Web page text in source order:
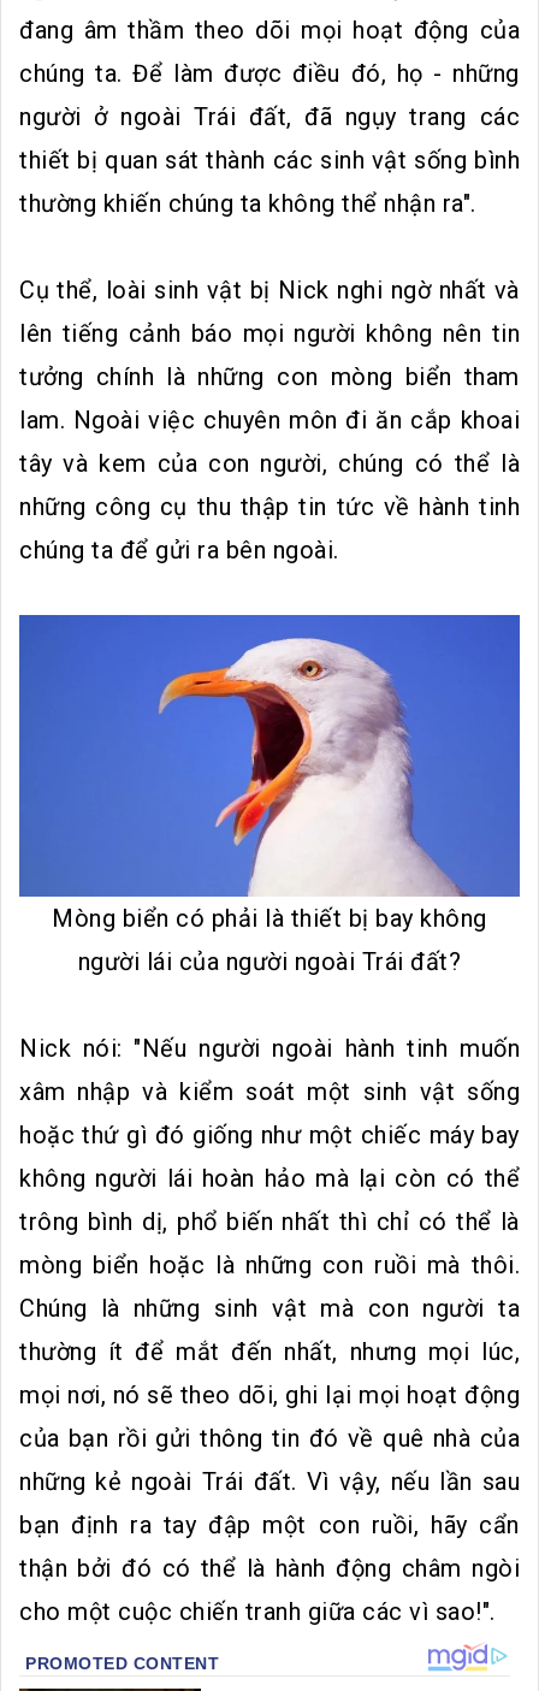
đang âm thầm theo dõi mọi hoạt động của
chúng ta. Để làm được điều đó, họ - những
người ở ngoài Trái đất, đã ngụy trang các
thiết bị quan sát thành các sinh vật sống bình
thường khiến chúng ta không thể nhận ra".
Cụ thể, loài sinh vật bị Nick nghi ngờ nhất và
lên tiếng cảnh báo mọi người không nên tin
tưởng chính là những con mòng biển tham
lam. Ngoài việc chuyên môn đi ăn cắp khoai
tây và kem của con người, chúng có thể là
những công cụ thu thập tin tức về hành tinh
chúng ta để gửi ra bên ngoài.
Mòng biển có phải là thiết bị bay không
người lái của người ngoài Trái đất?
Nick nói: "Nếu người ngoài hành tinh muốn
xâm nhập và kiểm soát một sinh vật sống
hoặc thứ gì đó giống như một chiếc máy bay
không người lái hoàn hảo mà lại còn có thể
trông bình dị, phổ biến nhất thì chỉ có thể là
mòng biển hoặc là những con ruồi mà thôi.
Chúng là những sinh vật mà con người ta
thường ít để mắt đến nhất, nhưng mọi lúc,
mọi nơi, nó sẽ theo dõi, ghi lại mọi hoạt động
của bạn rồi gửi thông tin đó về quê nhà của
những kẻ ngoài Trái đất. Vì vậy, nếu lần sau
bạn định ra tay đập một con ruồi, hãy cẩn
thận bởi đó có thể là hành động châm ngòi
cho một cuộc chiến tranh giữa các vì sao!".